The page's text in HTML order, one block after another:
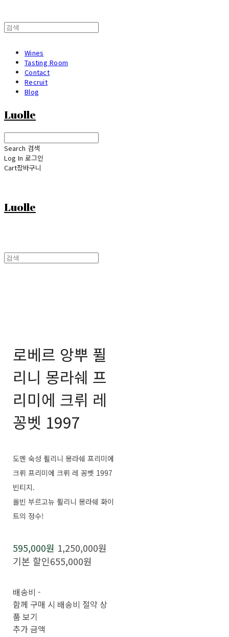
Wines
Tasting Room
Contact
Recruit
Blog
Luolle
Search 검색
Log In 로그인
Cart장바구니
Luolle
로베르 앙뿌 퓔
리니 몽라쉐 프
리미에 크뤼 레
꽁벳 1997
도멘 숙성 퓔리니 몽라쉐 프리미에
크뤼 프리미에 크뤼 레 꽁벳 1997
빈티지.
올빈 부르고뉴 퓔리니 몽라쉐 화이
트의 정수!
595,000원 1,250,000원
기본 할인655,000원
배송비-
함께 구매 시 배송비 절약 상
품 보기
추가 금액